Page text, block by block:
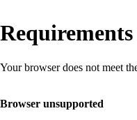
Your browser does not meet
Browser unsupported